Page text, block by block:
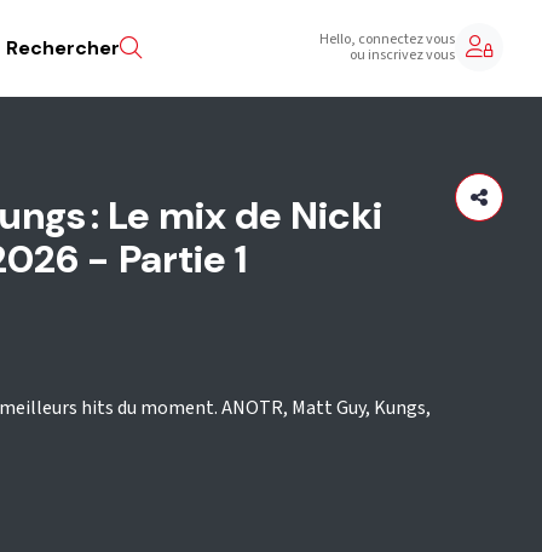
Rechercher Hello, connectez vous
ou inscrivez vous
: Le mix de Nicki
- Partie 1
hits du moment. ANOTR, Matt Guy, Kungs,